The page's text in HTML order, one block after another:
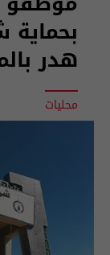
هدر
محليات